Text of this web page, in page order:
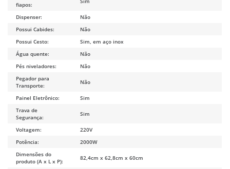
fiapos:
Dispenser:
Não
Possui Cabides:
Não
Possui Cesto:
Sim, em aço inox
Água quente:
Não
Pés niveladores:
Não
Pegador para
Transporte:
Não
Painel Eletrônico:
Sim
Trava de
Segurança:
Sim
Voltagem:
220V
Potência:
2000W
Dimensões do
produto (A x L x P):
82,4cm x 62,8cm x 60cm